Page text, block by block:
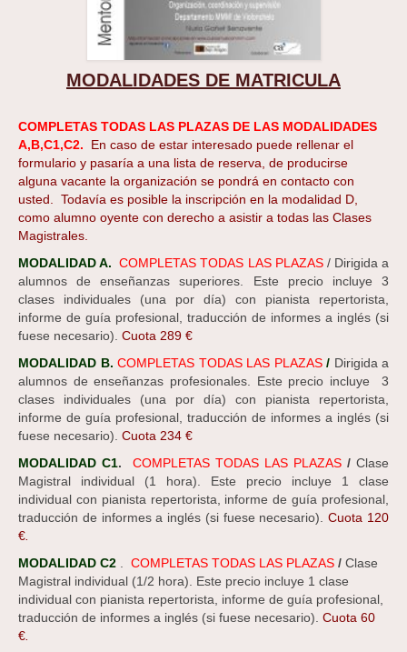
MODALIDADES DE MATRICULA
COMPLETAS TODAS LAS PLAZAS DE LAS MODALIDADES
A,B,C1,C2. En caso de estar interesado puede rellenar el
formulario y pasaría a una lista de reserva, de producirse
alguna vacante la organización se pondrá en contacto con
usted. Todavía es posible la inscripción en la modalidad D,
como alumno oyente con derecho a asistir a todas las Clases
Magistrales.
MODALIDAD A. COMPLETAS TODAS LAS PLAZAS/ Dirigida a
alumnos de enseñanzas superiores. Este precio incluye 3
clases individuales (una por día) con pianista repertorista,
informe de guía profesional, traducción de informes a inglés (si
fuese necesario). Cuota 289 €
MODALIDAD B. COMPLETAS TODAS LAS PLAZAS/ Dirigida a
alumnos de enseñanzas profesionales. Este precio incluye 3
clases individuales (una por día) con pianista repertorista,
informe de guía profesional, traducción de informes a inglés (si
fuese necesario). Cuota 234 €
MODALIDAD C1. COMPLETAS TODAS LAS PLAZAS / Clase
Magistral individual (1 hora). Este precio incluye 1 clase
individual con pianista repertorista, informe de guía profesional,
traducción de informes a inglés (si fuese necesario).Cuota 120
€
MODALIDAD C2
COMPLETAS TODAS LAS PLAZAS / Clase
Magistral individual (1/2 hora). Este precio incluye 1 clase
individual con pianista repertorista, informe de guía profesional,
traducción de informes a inglés (si fuese necesario). Cuota 60
€